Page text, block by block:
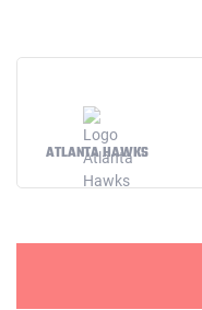
ATLANTA HAWKS